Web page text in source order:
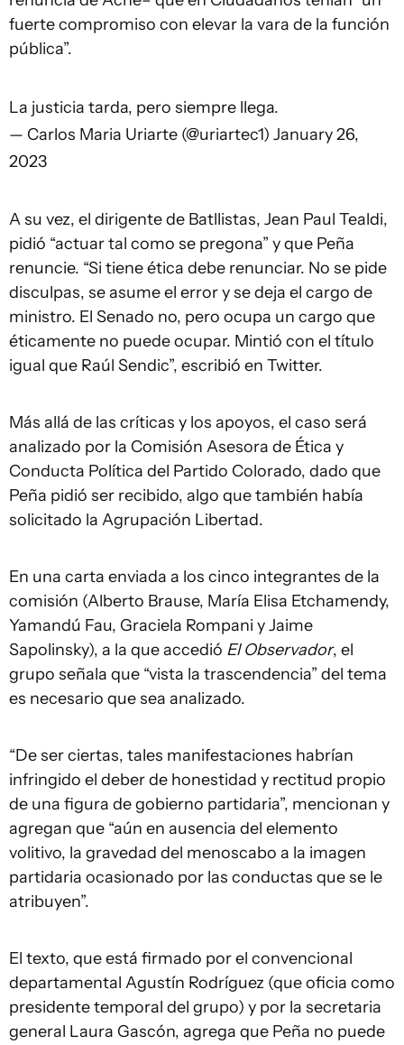
fuerte compromiso con elevar la vara de la función
pública”.
La justicia tarda, pero siempre llega.
— Carlos Maria Uriarte (@uriartec1) January 26,
2023
A su vez, el dirigente de Batllistas, Jean Paul Tealdi,
pidió “actuar tal como se pregona” y que Peña
renuncie. “Si tiene ética debe renunciar. No se pide
disculpas, se asume el error y se deja el cargo de
ministro. El Senado no, pero ocupa un cargo que
éticamente no puede ocupar. Mintió con el título
igual que Raúl Sendic”, escribió en Twitter.
Más allá de las críticas y los apoyos, el caso será
analizado por la Comisión Asesora de Ética y
Conducta Política del Partido Colorado, dado que
Peña pidió ser recibido, algo que también había
solicitado la Agrupación Libertad.
En una carta enviada a los cinco integrantes de la
comisión (Alberto Brause, María Elisa Etchamendy,
Yamandú Fau, Graciela Rompani y Jaime
Sapolinsky), a la que accedió El Observador, el
grupo señala que “vista la trascendencia” del tema
es necesario que sea analizado.
“De ser ciertas, tales manifestaciones habrían
infringido el deber de honestidad y rectitud propio
de una figura de gobierno partidaria”, mencionan y
agregan que “aún en ausencia del elemento
volitivo, la gravedad del menoscabo a la imagen
partidaria ocasionado por las conductas que se le
atribuyen”.
El texto, que está firmado por el convencional
departamental Agustín Rodríguez (que oficia como
presidente temporal del grupo) y por la secretaria
general Laura Gascón, agrega que Peña no puede